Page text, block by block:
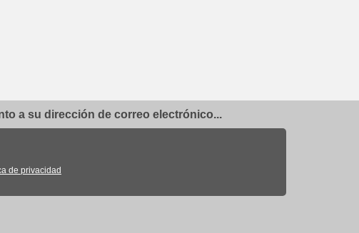
a su dirección de correo electrónico...
de privacidad